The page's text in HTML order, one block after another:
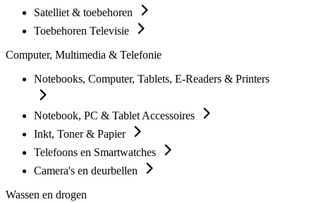
Satelliet & toebehoren
Toebehoren Televisie
Computer, Multimedia & Telefonie
Notebooks, Computer, Tablets, E-Readers & Printers
Notebook, PC & Tablet Accessoires
Inkt, Toner & Papier
Telefoons en Smartwatches
Camera's en deurbellen
Wassen en drogen